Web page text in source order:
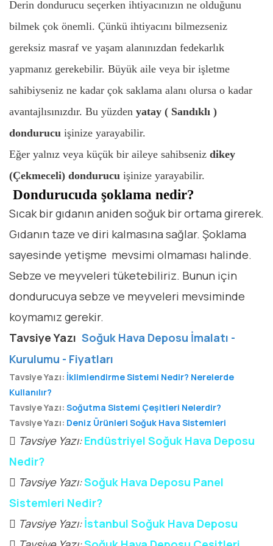
Derin dondurucu seçerken ihtiyacınızın ne olduğunu
bilmek çok önemli. Çünkü ihtiyacını bilmezseniz
gereksiz masraf ve yaşam alanınızdan fedekarlık
yapmanız gerekebilir. Büyük aile veya bir işletme
sahibiyseniz ne kadar çok saklama alanı olursa o kadar
avantajlısınızdır. Bu yüzden yatay ( Sandıklı )
dondurucu işinize yarayabilir.
Eğer yalnız veya küçük bir aileye sahibseniz dikey
(Çekmeceli) dondurucu işinize yarayabilir.
Dondurucuda şoklama nedir?
Sıcak bir gıdanın aniden soğuk bir ortama girerek.
Gıdanın taze ve diri kalmasına sağlar. Şoklama
sayesinde yetişme mevsimi olmaması halinde.
Sebze ve meyveleri tüketebiliriz. Bunun için
dondurucuya sebze ve meyveleri mevsiminde
koymamız gerekir.
Tavsiye Yazı Soğuk Hava Deposu İmalatı -
Kurulumu - Fiyatları
Tavsiye Yazı: İklimlendirme Sistemi Nedir? Nerelerde
Kullanılır?
Tavsiye Yazı: Soğutma Sistemi Çeşitleri Nelerdir?
Tavsiye Yazı: Deniz Ürünleri Soğuk Hava Sistemleri
Tavsiye Yazı:Endüstriyel Soğuk Hava Deposu
Nedir?
Tavsiye Yazı:Soğuk Hava Deposu Panel
Sistemleri Nedir?
Tavsiye Yazı:İstanbul Soğuk Hava Deposu